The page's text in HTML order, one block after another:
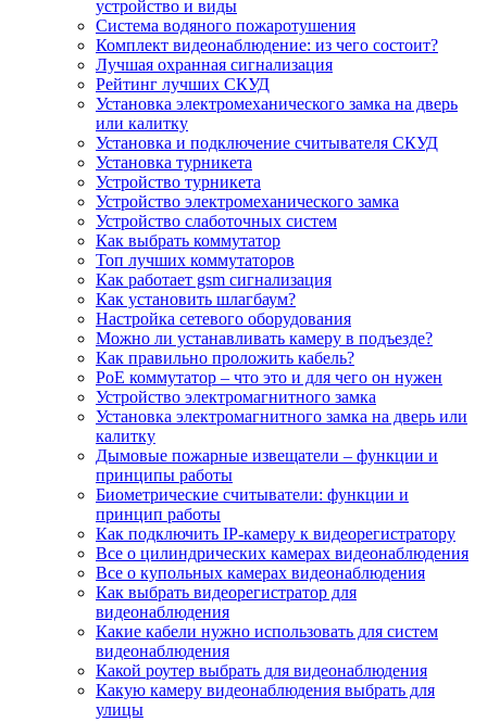
устройство и виды
Система водяного пожаротушения
Комплект видеонаблюдение: из чего состоит?
Лучшая охранная сигнализация
Рейтинг лучших СКУД
Установка электромеханического замка на дверь
или калитку
Установка и подключение считывателя СКУД
Установка турникета
Устройство турникета
Устройство электромеханического замка
Устройство слаботочных систем
Как выбрать коммутатор
Топ лучших коммутаторов
Как работает gsm сигнализация
Как установить шлагбаум?
Настройка сетевого оборудования
Можно ли устанавливать камеру в подъезде?
Как правильно проложить кабель?
PoE коммутатор – что это и для чего он нужен
Устройство электромагнитного замка
Установка электромагнитного замка на дверь или
калитку
Дымовые пожарные извещатели – функции и
принципы работы
Биометрические считыватели: функции и
принцип работы
Как подключить IP-камеру к видеорегистратору
Все о цилиндрических камерах видеонаблюдения
Все о купольных камерах видеонаблюдения
Как выбрать видеорегистратор для
видеонаблюдения
Какие кабели нужно использовать для систем
видеонаблюдения
Какой роутер выбрать для видеонаблюдения
Какую камеру видеонаблюдения выбрать для
улицы